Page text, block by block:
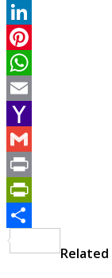
Twitter
LinkedIn
Pinterest
WhatsApp
Email
Yahoo
Mail
Gmail
Print
PrintFriendly
Related